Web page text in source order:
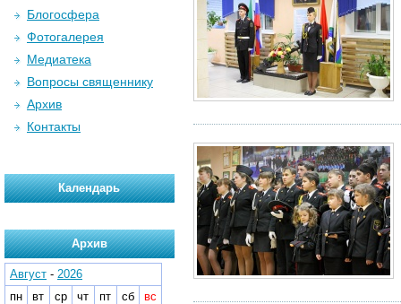
Блогосфера
Фотогалерея
Медиатека
Вопросы священнику
Архив
Контакты
Календарь
Архив
Август - 2026
пн
вт ср чт пт сб
вс